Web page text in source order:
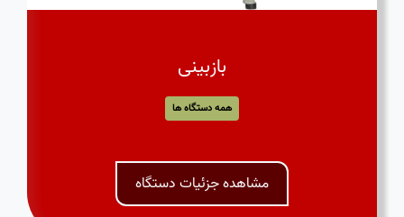
بازبینی
همه دستگاه ها
مشاهده جزئیات دستگاه